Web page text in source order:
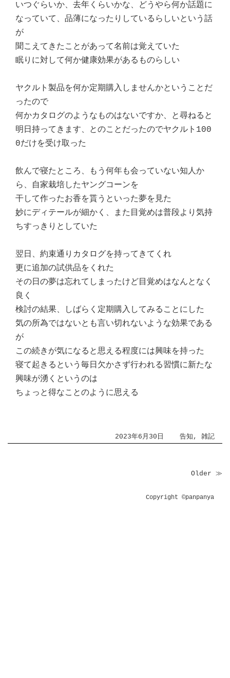
いつぐらいか、去年くらいかな、どうやら何か話題に
なっていて、品薄になったりしているらしいという話
が
聞こえてきたことがあって名前は覚えていた
眠りに対して何か健康効果があるものらしい
ヤクルト製品を何か定期購入しませんかということだ
ったので
何かカタログのようなものはないですか、と尋ねると
明日持ってきます、とのことだったのでヤクルト100
0だけを受け取った
飲んで寝たところ、もう何年も会っていない知人か
ら、自家栽培したヤングコーンを
干して作ったお香を貰うといった夢を見た
妙にディテールが細かく、また目覚めは普段より気持
ちすっきりとしていた
翌日、約束通りカタログを持ってきてくれ
更に追加の試供品をくれた
その日の夢は忘れてしまったけど目覚めはなんとなく
良く
検討の結果、しばらく定期購入してみることにした
気の所為ではないとも言い切れないような効果である
が
この続きが気になると思える程度には興味を持った
寝て起きるという毎日欠かさず行われる習慣に新たな
興味が湧くというのは
ちょっと得なことのように思える
2023年6月30日 告知 , 雑記
Older ≫